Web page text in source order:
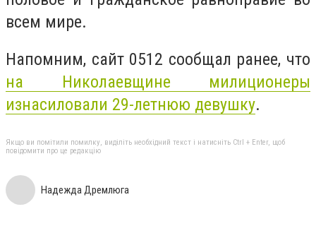
всем мире.
Напомним, сайт 0512 сообщал ранее, что
на Николаевщине милиционеры
изнасиловали 29-летнюю девушку.
Якщо ви помітили помилку, виділіть необхідний текст і натисніть Ctrl + Enter, щоб
повідомити про це редакцію
Надежда Дремлюга